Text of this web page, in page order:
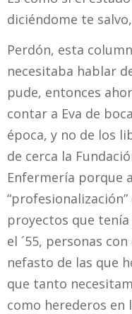
diciéndome te
Perdón, esta
necesitaba hablar
pude, entonces
contar a Eva de
época, y no de los
de cerca la
Enfermería porque
proyectos que
el ´55, personas
nefasto de las que
que tanto
como herederos en